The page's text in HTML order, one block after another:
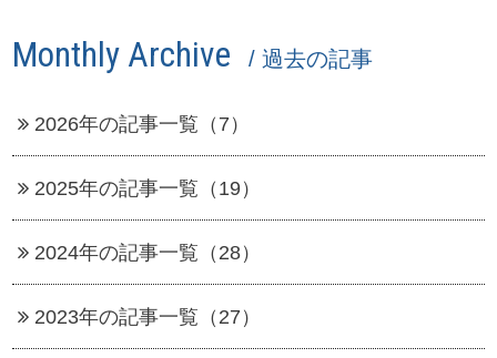
Monthly Archive / 過去の記事
2026年の記事一覧（7）
2025年の記事一覧（19）
2024年の記事一覧（28）
2023年の記事一覧（27）